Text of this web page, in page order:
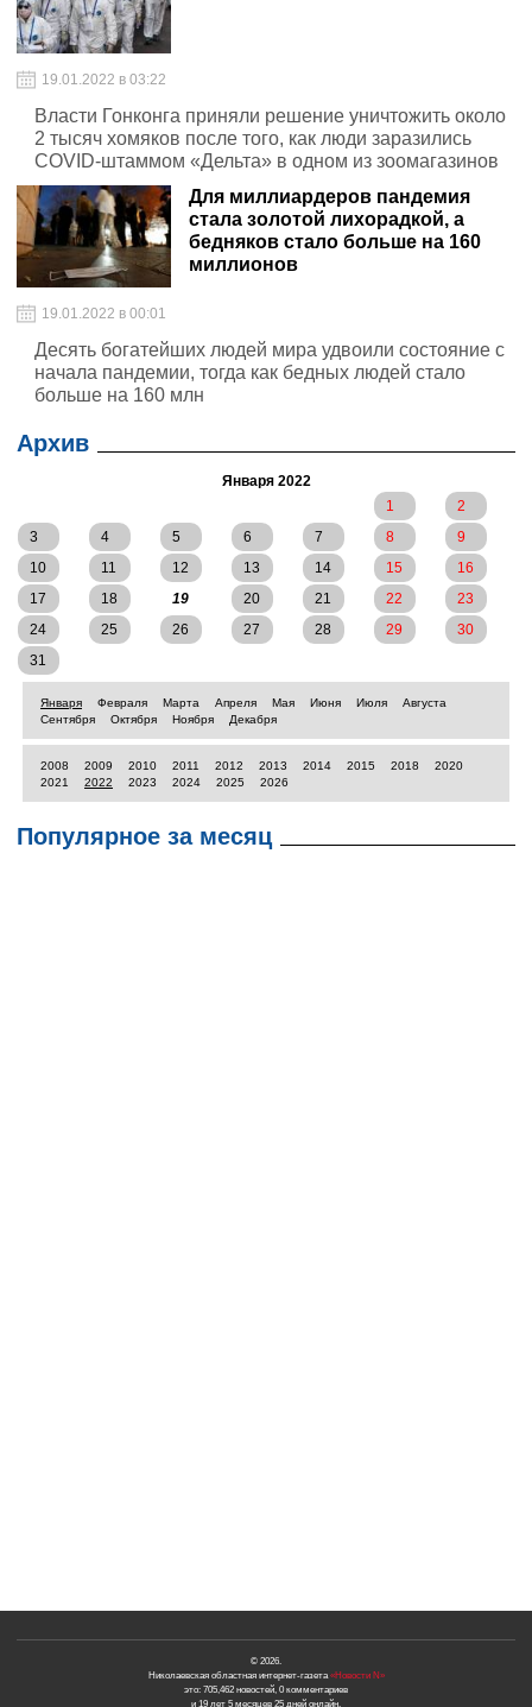
19.01.2022 в 03:22
Власти Гонконга приняли решение уничтожить около
2 тысяч хомяков после того, как люди заразились
COVID-штаммом «Дельта» в одном из зоомагазинов
Для миллиардеров пандемия
стала золотой лихорадкой, а
бедняков стало больше на 160
миллионов
19.01.2022 в 00:01
Десять богатейших людей мира удвоили состояние с
начала пандемии, тогда как бедных людей стало
больше на 160 млн
Архив
Января 2022
1
2
3
4 5 6 7 8
9
10
11 12 13 14 15
16
17
18 19 20 21 22
23
24
25 26 27 28 29
30
31
Января Февраля Марта Апреля Мая Июня Июля
Августа
Сентября
Октября Ноября Декабря
2008 2009 2010 2011 2012 2013 2014 2015 2018
2020
2021
2022 2023 2024 2025 2026
Популярное за месяц
© 2026.
Николаевская областная интернет-газета«Новости N»
это: 705,462 новостей, 0 комментариев
и 19 лет 5 месяцев 25 дней онлайн.